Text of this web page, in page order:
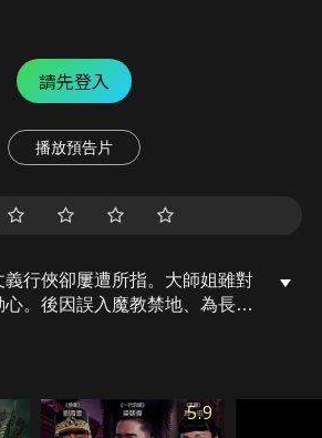
請先登入
播放預告片
行俠卻屢遭所指。大師姐雖對
。後因誤入魔教禁地、為長髮
一命的長髮少女，兩情相悅、
囑卓一航應以大局為重，要練
傷導致烏髮瞬間全白，正邪終
5.9